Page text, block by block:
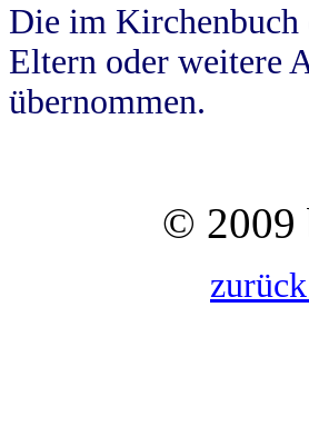
Die im Kirchenbuch
Eltern oder weitere
übernommen.
© 2009